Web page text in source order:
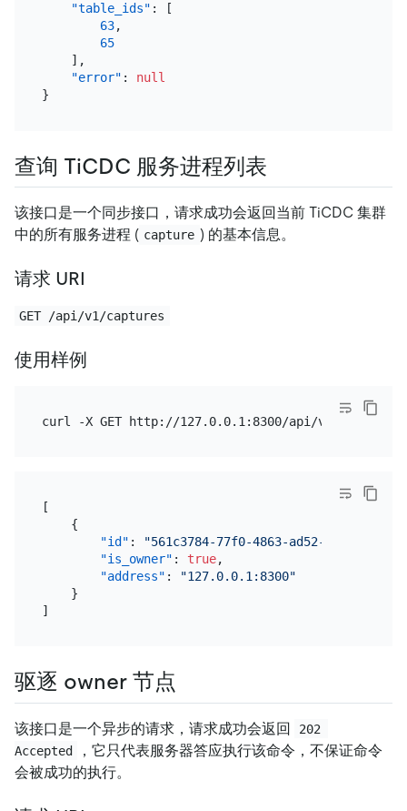
"table_ids" :
[
63,
65
] ,
"error" :
null
}
查询 TiCDC 服务进程列表
该接口是一个同步接口，请求成功会返回当前 TiCDC 集群
中的所有服务进程 ( capture ) 的基本信息。
请求 URI
GET /api/v1/captures
使用样例
[
{
"id" :
"561c3784-77f0-4863-ad52-
"is_owner" : true,
"address" :
"127.0.0.1:8300"
}
]
驱逐 owner 节点
该接口是一个异步的请求，请求成功会返回
202
Accepted
，它只代表服务器答应执行该命令，不保证命令
会被成功的执行。